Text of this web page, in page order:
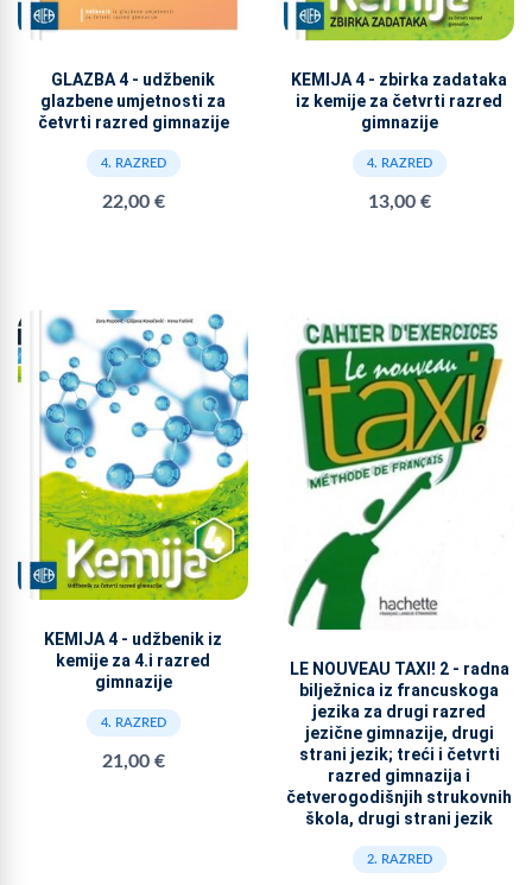
GLAZBA 4 - udžbenik
glazbene umjetnosti za
četvrti razred gimnazije
4. RAZRED
22,00 €
KEMIJA 4 - zbirka zadataka
iz kemije za četvrti razred
gimnazije
4. RAZRED
13,00 €
KEMIJA 4 - udžbenik iz
kemije za 4.i razred
gimnazije
4. RAZRED
21,00 €
LE NOUVEAU TAXI! 2 - radna
bilježnica iz francuskoga
jezika za drugi razred
jezične gimnazije, drugi
strani jezik; treći i četvrti
razred gimnazija i
četverogodišnjih strukovnih
škola, drugi strani jezik
2. RAZRED